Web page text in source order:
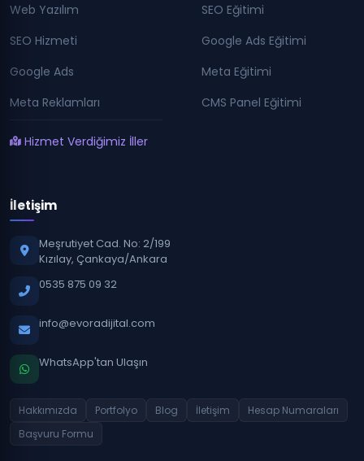
Web Yazılım
SEO Hizmeti
Google Ads
Meta Reklamları
Hizmet Verdiğimiz İller
SEO Eğitimi
Google Ads Eğitimi
Meta Eğitimi
CMS Panel Eğitimi
İletişim
Meşrutiyet Cad. No: 2/199
Kızılay, Çankaya/Ankara
0535 875 09 32
info@evoradijital.com
WhatsApp'tan Ulaşın
Hakkımızda Portfolyo Blog İletişim
Hesap Numaraları
Başvuru Formu